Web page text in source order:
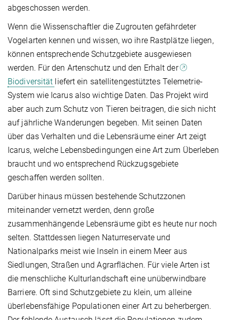
abgeschossen werden.
Wenn die Wissenschaftler die Zugrouten gefährdeter
Vogelarten kennen und wissen, wo ihre Rastplätze liegen,
können entsprechende Schutzgebiete ausgewiesen
werden. Für den Artenschutz und den Erhalt der
Biodiversität liefert ein satellitengestütztes Telemetrie-
System wie Icarus also wichtige Daten. Das Projekt wird
aber auch zum Schutz von Tieren beitragen, die sich nicht
auf jährliche Wanderungen begeben. Mit seinen Daten
über das Verhalten und die Lebensräume einer Art zeigt
Icarus, welche Lebensbedingungen eine Art zum Überleben
braucht und wo entsprechend Rückzugsgebiete
geschaffen werden sollten.
Darüber hinaus müssen bestehende Schutzzonen
miteinander vernetzt werden, denn große
zusammenhängende Lebensräume gibt es heute nur noch
selten. Stattdessen liegen Naturreservate und
Nationalparks meist wie Inseln in einem Meer aus
Siedlungen, Straßen und Agrarflächen. Für viele Arten ist
die menschliche Kulturlandschaft eine unüberwindbare
Barriere. Oft sind Schutzgebiete zu klein, um alleine
überlebensfähige Populationen einer Art zu beherbergen.